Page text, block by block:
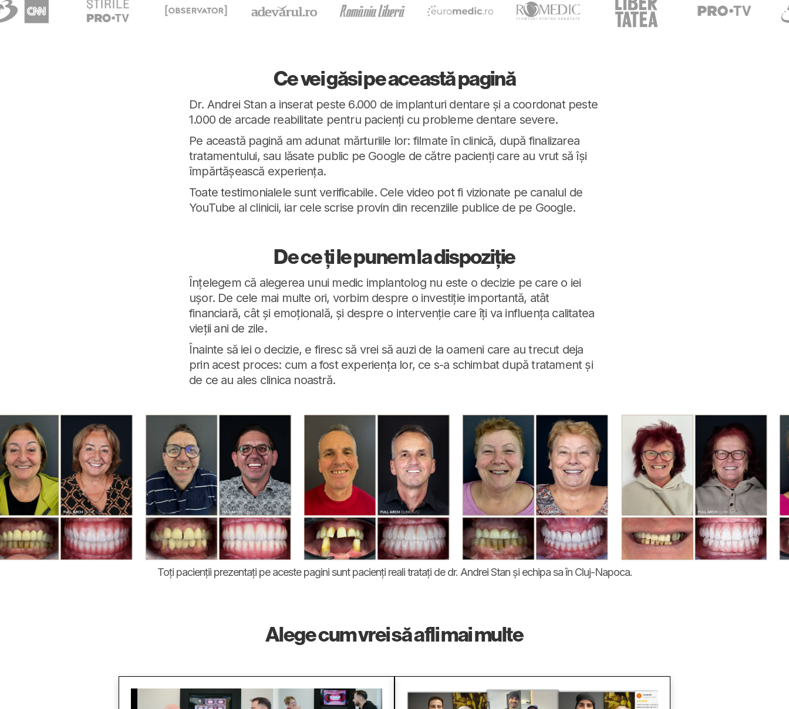
Ce vei găsi pe această pagină
Dr. Andrei Stan a inserat peste 6.000 de implanturi dentare și a coordonat peste
1.000 de arcade reabilitate pentru pacienți cu probleme dentare severe.
Pe această pagină am adunat mărturiile lor: filmate în clinică, după finalizarea
tratamentului, sau lăsate public pe Google de către pacienți care au vrut să își
împărtășească experiența.
Toate testimonialele sunt verificabile. Cele video pot fi vizionate pe canalul de
YouTube al clinicii, iar cele scrise provin din recenziile publice de pe Google.
De ce ți le punem la dispoziție
Înțelegem că alegerea unui medic implantolog nu este o decizie pe care o iei
ușor. De cele mai multe ori, vorbim despre o investiție importantă, atât
financiară, cât și emoțională, și despre o intervenție care îți va influența calitatea
vieții ani de zile.
Înainte să iei o decizie, e firesc să vrei să auzi de la oameni care au trecut deja
prin acest proces: cum a fost experiența lor, ce s-a schimbat după tratament și
de ce au ales clinica noastră.
Toți pacienții prezentați pe aceste pagini sunt pacienți reali tratați de dr. Andrei Stan și echipa sa în Cluj-Napoca.
Alege cum vrei să afli mai multe